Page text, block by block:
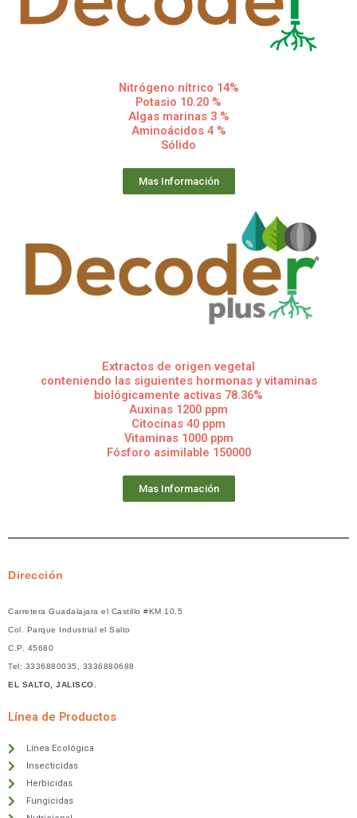
Nitrógeno nítrico 14%
Potasio 10.20 %
Algas marinas 3 %
Aminoácidos 4 %
Sólido
Mas Información
Extractos de origen vegetal
conteniendo las siguientes hormonas y vitaminas
biológicamente activas 78.36%
Auxinas 1200 ppm
Citocinas 40 ppm
Vitaminas 1000 ppm
Fósforo asimilable 150000
Mas Información
Dirección
Carretera Guadalajara el Castillo #KM 10.5
Col. Parque Industrial el Salto
C.P. 45680
Tel: 3336880035, 3336880688
EL SALTO, JALISCO.
Línea de Productos
Línea Ecológica
Insecticidas
Herbicidas
Fungicidas